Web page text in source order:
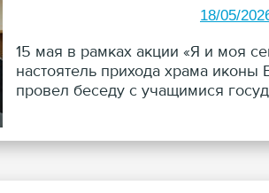
18/05/
15 мая в рамках акции «Я и моя
настоятель прихода храма
провел беседу с учащимися